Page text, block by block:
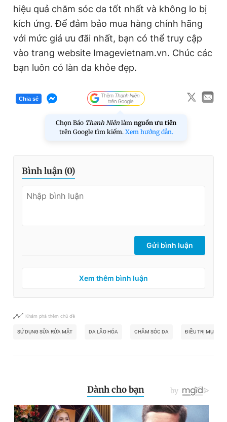
hiệu quả chăm sóc da tốt nhất và không lo bị
kích ứng. Để đảm bảo mua hàng chính hãng
với mức giá ưu đãi nhất, bạn có thể truy cập
vào trang website Imagevietnam.vn. Chúc các
bạn luôn có làn da khỏe đẹp.
Chia sẻ
Chọn Báo Thanh Niên làm nguồn ưu tiên
trên Google tìm kiếm. Xem hướng dẫn.
Bình luận (0)
Gửi bình luận
Xem thêm bình luận
Khám phá thêm chủ đề
SỬ DỤNG SỮA RỬA MẶT DA LÃO HÓA CHĂM SÓC DA ĐIỀU TRỊ MỤN